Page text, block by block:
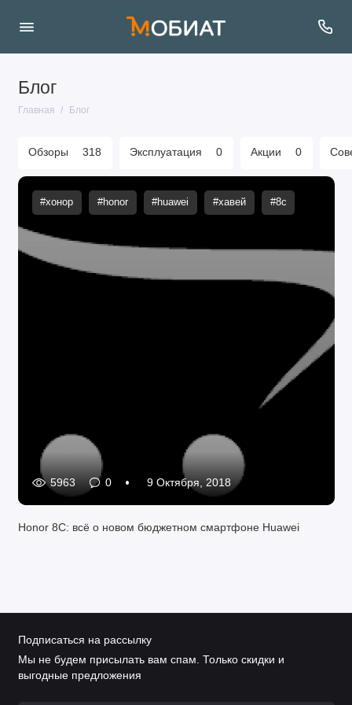
Блог
Главная Блог
Обзоры 318 Эксплуатация 0 Акции 0
#хонор #honor #huawei #хавей #8c
5963 0 9 Октября, 2018
Honor 8C: всё о новом бюджетном смартфоне Huawei
Подписаться на рассылку
Мы не будем присылать вам спам. Только скидки и
выгодные предложения